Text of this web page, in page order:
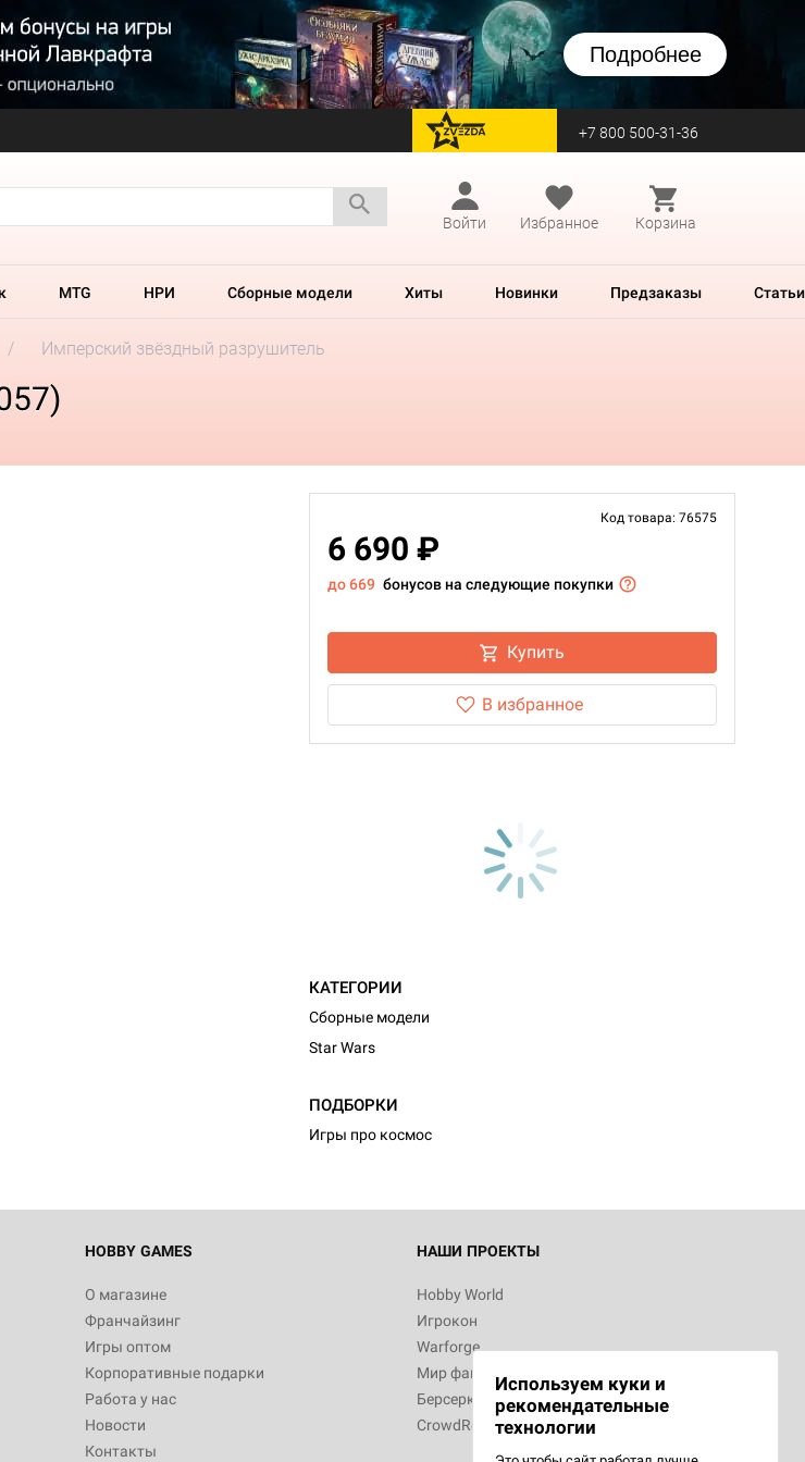
Подробнее
перейти на Zvezda +7 800 500-31-36
Войти
Избранное Корзина
MTG НРИ Сборные модели Хиты Новинки Предзаказы Статьи
Имперский звёздный разрушитель
Код товара: 76575
6 690 ₽
до 669 бонусов на следующие покупки
Купить
В избранное
КАТЕГОРИИ
Сборные модели
Star Wars
ПОДБОРКИ
Игры про космос
HOBBY GAMES
О магазине
Франчайзинг
Игры оптом
Корпоративные подарки
Работа у нас
Новости
Контакты
НАШИ ПРОЕКТЫ
Hobby World
Игрокон
Warforge
Мир фантастики
Берсерк
CrowdRepublic
Используем куки и
рекомендательные
технологии